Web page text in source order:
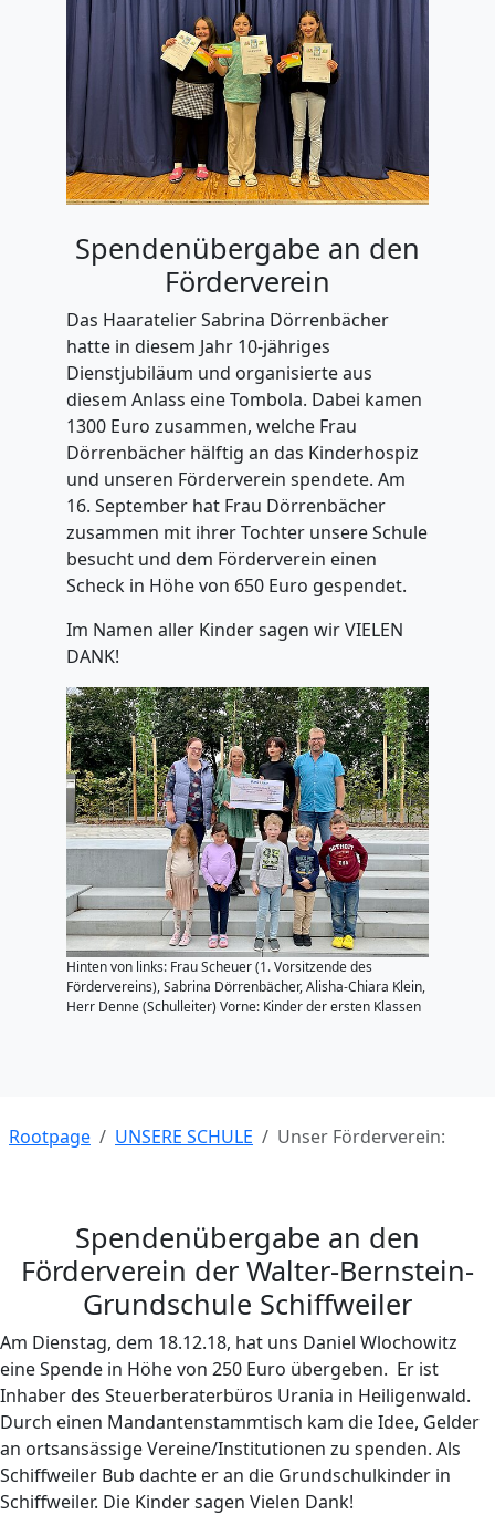
Spendenübergabe an den
Förderverein
Das Haaratelier Sabrina Dörrenbächer
hatte in diesem Jahr 10-jähriges
Dienstjubiläum und organisierte aus
diesem Anlass eine Tombola. Dabei kamen
1300 Euro zusammen, welche Frau
Dörrenbächer hälftig an das Kinderhospiz
und unseren Förderverein spendete. Am
16. September hat Frau Dörrenbächer
zusammen mit ihrer Tochter unsere Schule
besucht und dem Förderverein einen
Scheck in Höhe von 650 Euro gespendet.
Im Namen aller Kinder sagen wir VIELEN
DANK!
Hinten von links: Frau Scheuer (1. Vorsitzende des
Fördervereins), Sabrina Dörrenbächer, Alisha-Chiara Klein,
Herr Denne (Schulleiter) Vorne: Kinder der ersten Klassen
Rootpage UNSERE SCHULE Unser Förderverein:
Spendenübergabe an den
Förderverein der Walter-Bernstein-
Grundschule Schiffweiler
Am Dienstag, dem 18.12.18, hat uns Daniel Wlochowitz
eine Spende in Höhe von 250 Euro übergeben. Er ist
Inhaber des Steuerberaterbüros Urania in Heiligenwald.
Durch einen Mandantenstammtisch kam die Idee, Gelder
an ortsansässige Vereine/Institutionen zu spenden. Als
Schiffweiler Bub dachte er an die Grundschulkinder in
Schiffweiler. Die Kinder sagen Vielen Dank!